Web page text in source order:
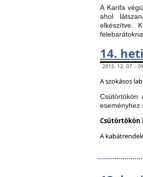
A Karifa
ahol
elkészítve.
14.
2015. 12. 07. -
A szokásos
Csütörtökön
eseményhez
Csütörtökön
A